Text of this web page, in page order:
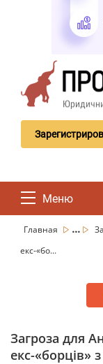
Меню
Главная ...
екс-«бо...
Загроза для
екс-«борців»